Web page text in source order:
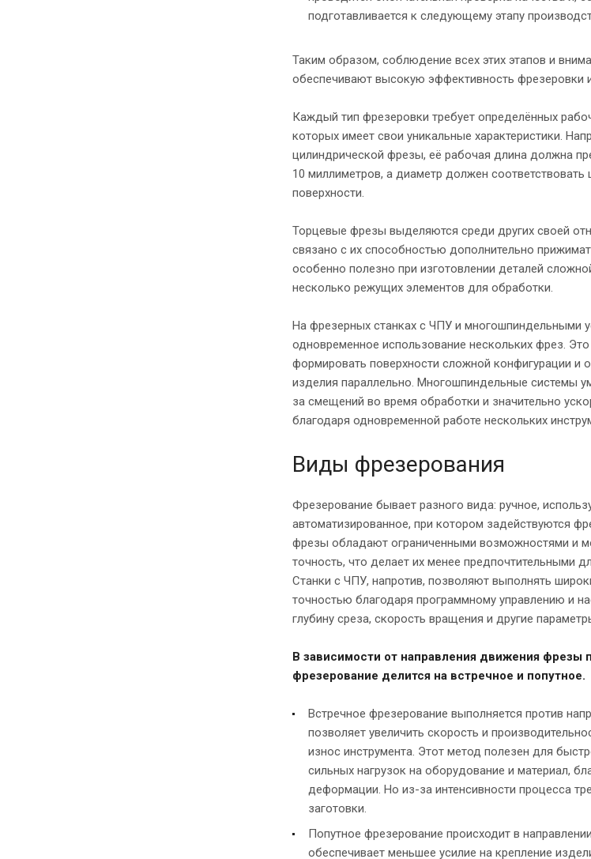
подготавливается к следующему этапу
Таким образом, соблюдение всех этих этапов и
обеспечивают высокую эффективность фрезеровки
Каждый тип фрезеровки требует определённых
которых имеет свои уникальные характеристики.
цилиндрической фрезы, её рабочая длина должна
10 миллиметров, а диаметр должен
поверхности.
Торцевые фрезы выделяются среди других своей
связано с их способностью дополнительно
особенно полезно при изготовлении деталей
несколько режущих элементов для обработки.
На фрезерных станках с ЧПУ и многошпиндельными
одновременное использование нескольких фрез.
формировать поверхности сложной конфигурации и
изделия параллельно. Многошпиндельные системы
за смещений во время обработки и значительно
благодаря одновременной работе нескольких
Виды фрезерования
Фрезерование бывает разного вида: ручное,
автоматизированное, при котором задействуются
фрезы обладают ограниченными возможностями и
точность, что делает их менее предпочтительными
Станки с ЧПУ, напротив, позволяют выполнять
точностью благодаря программному управлению и
глубину среза, скорость вращения и другие
В зависимости от направления движения фрезы
фрезерование делится на встречное и попутное.
Встречное фрезерование выполняется против
позволяет увеличить скорость и
износ инструмента. Этот метод полезен для
сильных нагрузок на оборудование и материал,
деформации. Но из-за интенсивности процесса
заготовки.
Попутное фрезерование происходит в
обеспечивает меньшее усилие на крепление